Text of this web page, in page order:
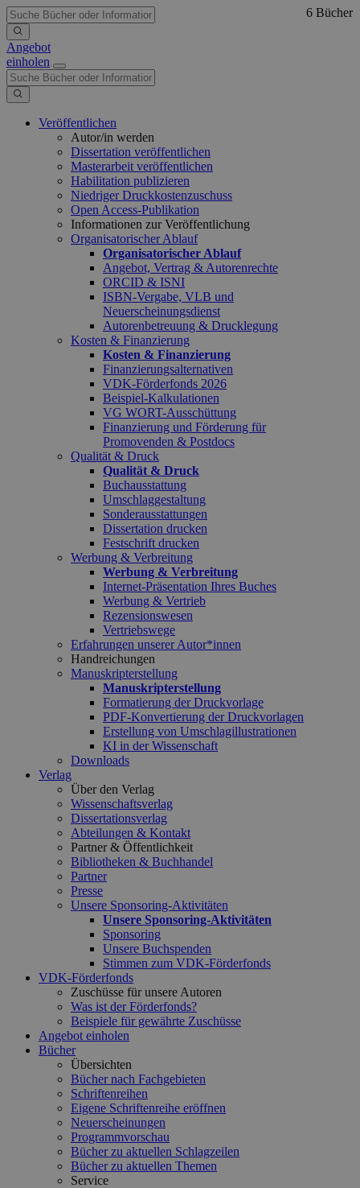
Angebot
einholen
Veröffentlichen
Autor/in werden
Dissertation veröffentlichen
Masterarbeit veröffentlichen
Habilitation publizieren
Niedriger Druckkostenzuschuss
Open Access-Publikation
Informationen zur Veröffentlichung
Organisatorischer Ablauf
Organisatorischer Ablauf
Angebot, Vertrag & Autorenrechte
ORCID & ISNI
ISBN-Vergabe, VLB und
Neuerscheinungsdienst
Autorenbetreuung & Drucklegung
Kosten & Finanzierung
Kosten & Finanzierung
Finanzierungsalternativen
VDK-Förderfonds 2026
Beispiel-Kalkulationen
VG WORT-Ausschüttung
Finanzierung und Förderung für
Promovenden & Postdocs
Qualität & Druck
Qualität & Druck
Buchausstattung
Umschlaggestaltung
Sonderausstattungen
Dissertation drucken
Festschrift drucken
Werbung & Verbreitung
Werbung & Verbreitung
Internet-Präsentation Ihres Buches
Werbung & Vertrieb
Rezensionswesen
Vertriebswege
Erfahrungen unserer Autor*innen
Handreichungen
Manuskripterstellung
Manuskripterstellung
Formatierung der Druckvorlage
PDF-Konvertierung der Druckvorlagen
Erstellung von Umschlagillustrationen
KI in der Wissenschaft
Downloads
Verlag
Über den Verlag
Wissenschaftsverlag
Dissertationsverlag
Abteilungen & Kontakt
Partner & Öffentlichkeit
Bibliotheken & Buchhandel
Partner
Presse
Unsere Sponsoring-Aktivitäten
Unsere Sponsoring-Aktivitäten
Sponsoring
Unsere Buchspenden
Stimmen zum VDK-Förderfonds
VDK-Förderfonds
Zuschüsse für unsere Autoren
Was ist der Förderfonds?
Beispiele für gewährte Zuschüsse
Angebot einholen
Bücher
Übersichten
Bücher nach Fachgebieten
Schriftenreihen
Eigene Schriftenreihe eröffnen
Neuerscheinungen
Programmvorschau
Bücher zu aktuellen Schlagzeilen
Bücher zu aktuellen Themen
Service
6 Bücher